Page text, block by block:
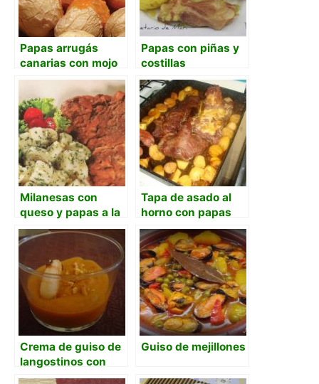
Papas arrugás
canarias con mojo
picón
Papas con piñas y
costillas
Milanesas con
queso y papas a la
provenzal
Tapa de asado al
horno con papas
Crema de guiso de
langostinos con
crujiente de kikos
Guiso de mejillones